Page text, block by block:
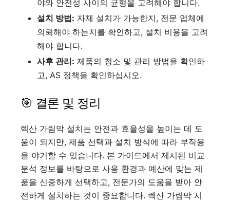
야와 안전성 사이의 균형을 고려해야 합니다.
설치 방법: 자체 설치가 가능한지, 전문 업체에
의뢰해야 하는지를 확인하고, 설치 비용을 고려
해야 합니다.
사후 관리: 제품의 청소 및 관리 방법을 확인하
고, AS 정책을 확인하십시오.
🎯 결론 및 정리
렉산 가림막 설치는 안전과 효율성을 높이는 데 도
움이 되지만, 제품 선택과 설치 방식에 따라 부작용
을 야기할 수 있습니다. 본 가이드에서 제시된 비교
분석 정보를 바탕으로 사용 환경과 예산에 맞는 제
품을 신중하게 선택하고, 전문가의 도움을 받아 안
전하게 설치하는 것이 중요합니다. 렉산 가림막 시